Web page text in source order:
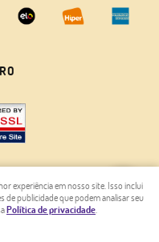
experiência em nosso site. Isso inclui
de publicidade que podem analisar seu
Política de privacidade.